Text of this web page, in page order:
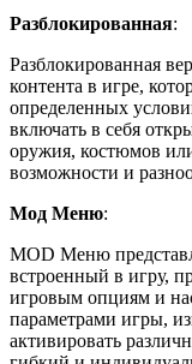
Разблокированная:
Разблокированная
контента в игре,
определенных
включать в себя
оружия, костюмов
возможности и
Мод Меню:
MOD Меню
встроенный в игру,
игровым опциям и
параметрами игры,
активировать